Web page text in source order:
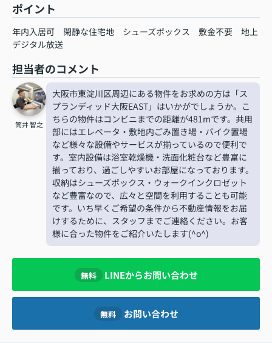
ポイント
年内入居可 閑静な住宅地 シューズボックス 敷金不要
地上
デジタル放送
担当者のコメント
筒井 智之
大阪市東淀川区周辺にある物件をお求めの方は「ス
プランディッド大阪EAST」はいかがでしょうか。こ
ちらの物件はコンビニまでの距離が481mです。共用
部にはエレベータ・敷地内ごみ置き場・バイク置場
など様々な設備やサービスが揃っているので便利で
す。室内設備は浴室乾燥機・洗面化粧台など豊富に
揃っており、過ごしやすいお部屋になっております。
収納はシューズボックス・ウォークインクロゼット
など豊富なので、広々と空間を利用することも可能
です。いち早くご希望の条件から不動産情報をお届
けするために、スタッフまでご連絡ください。お客
様に合った物件をご紹介いたします(^o^)
無料 LINEからお問い合わせ
無料 お問い合わせ